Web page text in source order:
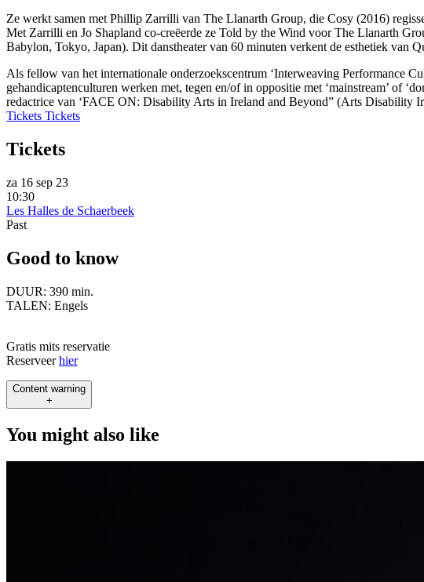
Ze werkt samen met Phillip Zarrilli van The Llanarth Group, die Cosy (2016)
Met Zarrilli en Jo Shapland co-creëerde ze Told by the Wind voor The Llanarth
Babylon, Tokyo, Japan). Dit danstheater van 60 minuten verkent de esthetiek van
Als fellow van het internationale onderzoekscentrum ‘Interweaving Performance
gehandicaptenculturen werken met, tegen en/of in oppositie met ‘mainstream’ of
redactrice van ‘FACE ON: Disability Arts in Ireland and Beyond” (Arts Disability
Tickets Tickets
Tickets
za 16 sep 23
10:30
Les Halles de Schaerbeek
Past
Good to know
DUUR: 390 min.
TALEN: Engels
Gratis mits reservatie
Reserveerhier
Content warning
+
You might also like